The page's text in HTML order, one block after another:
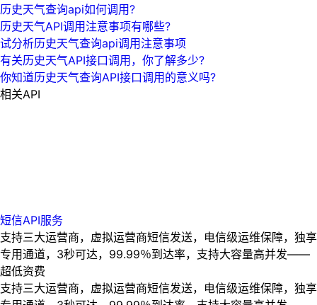
历史天气查询api如何调用?
历史天气API调用注意事项有哪些?
试分析历史天气查询api调用注意事项
有关历史天气API接口调用，你了解多少?
你知道历史天气查询API接口调用的意义吗?
相关API
短信API服务
支持三大运营商，虚拟运营商短信发送，电信级运维保障，独享
专用通道，3秒可达，99.99％到达率，支持大容量高并发——
超低资费
支持三大运营商，虚拟运营商短信发送，电信级运维保障，独享